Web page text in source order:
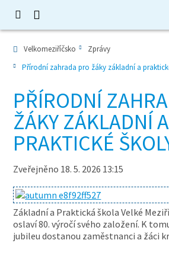
Velkomeziříčsko
Zprávy
Přírodní zahrada pro žáky základní a
PŘÍRODNÍ
ŽÁKY ZÁKLADNÍ A
PRAKTICKÉ
Zveřejněno 18. 5. 2026 13:15
Základní a Praktická škola Velké
oslaví 80. výročí svého založení. K
jubileu dostanou zaměstnanci a žáci